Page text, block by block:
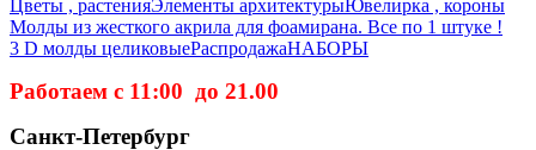
Цветы , растенияЭлементы архитектурыЮвелирка , короны
Молды из жесткого акрила для фоамирана. Все по 1 штуке !
3 D молды целиковыеРаспродажаНАБОРЫ
Работаем с 11:00 до 21.00
Санкт-Петербург